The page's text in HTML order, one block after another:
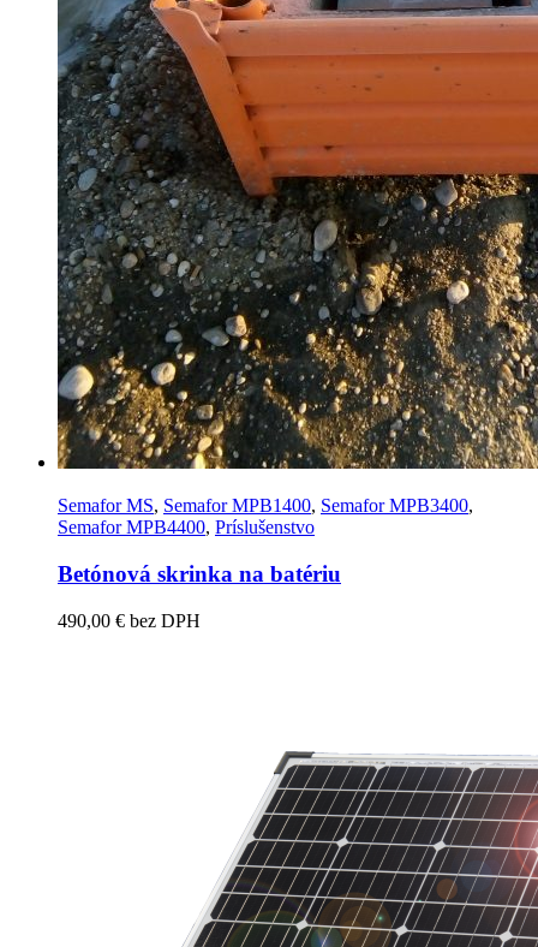
Semafor MS, Semafor MPB1400, Semafor MPB3400,
Semafor MPB4400, Príslušenstvo
Betónová skrinka na batériu
490,00 € bez DPH